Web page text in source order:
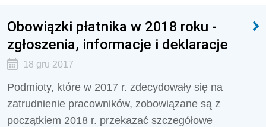
Obowiązki płatnika w 2018 roku -
zgłoszenia, informacje i deklaracje
18 gru 2017
Podmioty, które w 2017 r. zdecydowały się na
zatrudnienie pracowników, zobowiązane są z
początkiem 2018 r. przekazać szczegółowe